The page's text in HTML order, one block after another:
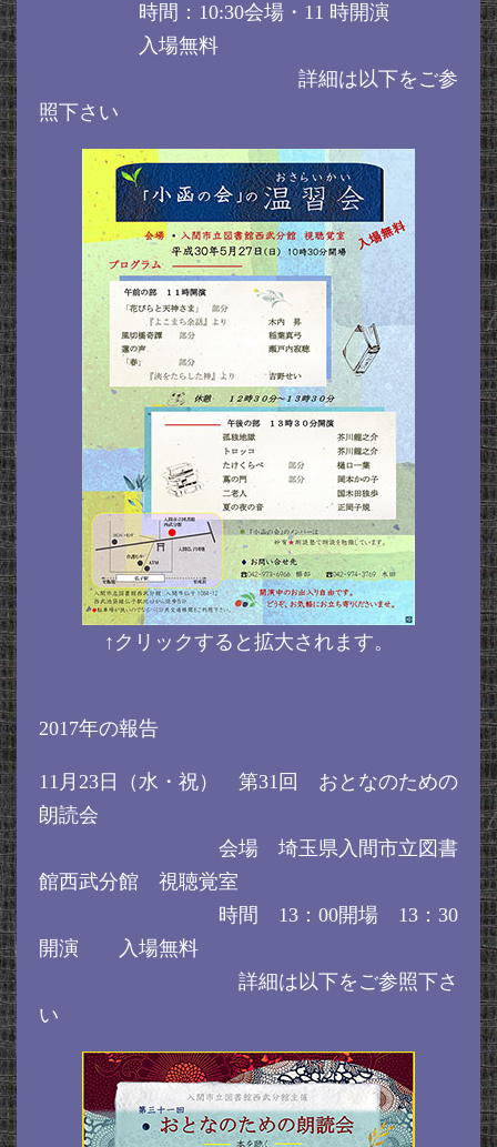
時間：10:30会場・11 時開演
入場無料
詳細は以下をご参
照下さい
↑クリックすると拡大されます。
2017年の報告
11月23日（水・祝） 第31回 おとなのための
朗読会
会場 埼玉県入間市立図書
館西武分館 視聴覚室
時間 13：00開場 13：30
開演 入場無料
詳細は以下をご参照下さ
い